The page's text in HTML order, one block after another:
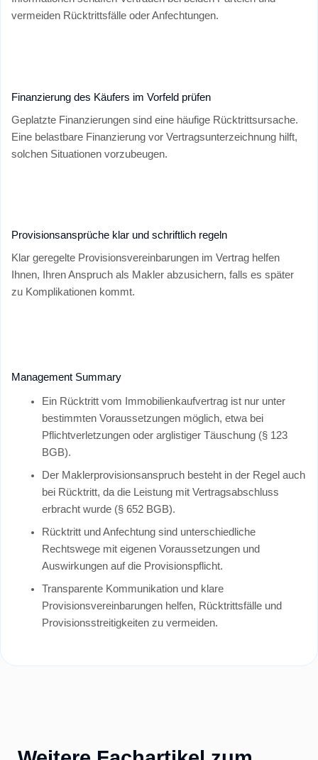
vermeiden Rücktrittsfälle oder Anfechtungen.
Finanzierung des Käufers im Vorfeld prüfen
Geplatzte Finanzierungen sind eine häufige Rücktrittsursache.
Eine belastbare Finanzierung vor Vertragsunterzeichnung hilft,
solchen Situationen vorzubeugen.
Provisionsansprüche klar und schriftlich regeln
Klar geregelte Provisionsvereinbarungen im Vertrag helfen
Ihnen, Ihren Anspruch als Makler abzusichern, falls es später
zu Komplikationen kommt.
Management Summary
Ein Rücktritt vom Immobilienkaufvertrag ist nur unter
bestimmten Voraussetzungen möglich, etwa bei
Pflichtverletzungen oder arglistiger Täuschung (§ 123
BGB).
Der Maklerprovisionsanspruch besteht in der Regel auch
bei Rücktritt, da die Leistung mit Vertragsabschluss
erbracht wurde (§ 652 BGB).
Rücktritt und Anfechtung sind unterschiedliche
Rechtswege mit eigenen Voraussetzungen und
Auswirkungen auf die Provisionspflicht.
Transparente Kommunikation und klare
Provisionsvereinbarungen helfen, Rücktrittsfälle und
Provisionsstreitigkeiten zu vermeiden.